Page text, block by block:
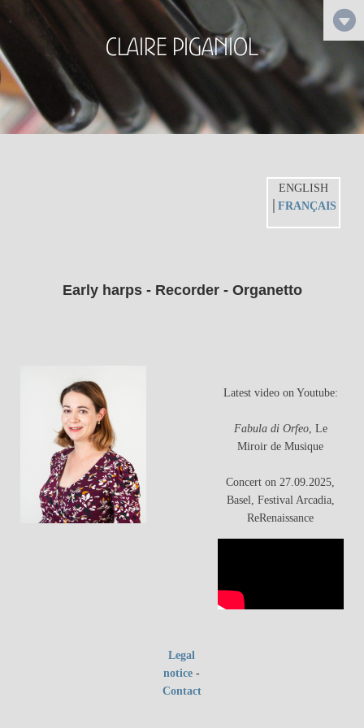
Claire Piganiol
ENGLISH
│FRANÇAIS
Early harps - Recorder - Organetto
Latest video on Youtube:
Fabula di Orfeo, Le
Miroir de Musique
Concert on 27.09.2025,
Basel, Festival Arcadia,
ReRenaissance
Legal
notice -
Contact